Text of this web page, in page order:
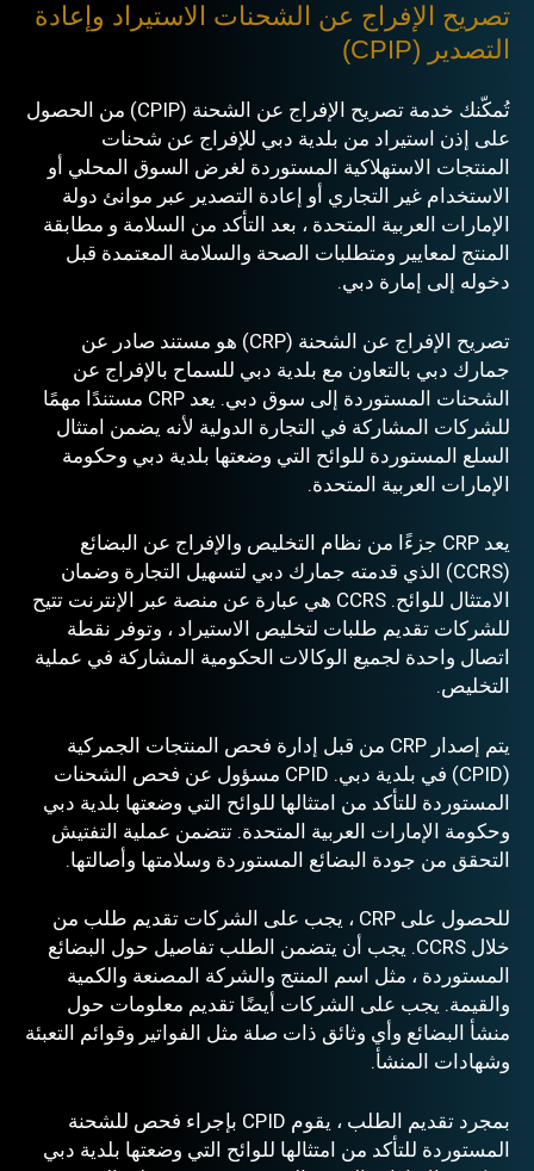
تصريح الإفراج عن الشحنات الاستيراد وإعادة
التصدير (CPIP)
تُمكّنك خدمة تصريح الإفراج عن الشحنة (CPIP) من الحصول
على إذن استيراد من بلدية دبي للإفراج عن شحنات
المنتجات الاستهلاكية المستوردة لغرض السوق المحلي أو
الاستخدام غير التجاري أو إعادة التصدير عبر موانئ دولة
الإمارات العربية المتحدة ، بعد التأكد من السلامة و مطابقة
المنتج لمعايير ومتطلبات الصحة والسلامة المعتمدة قبل
دخوله إلى إمارة دبي.
تصريح الإفراج عن الشحنة (CRP) هو مستند صادر عن
جمارك دبي بالتعاون مع بلدية دبي للسماح بالإفراج عن
الشحنات المستوردة إلى سوق دبي. يعد CRP مستندًا مهمًا
للشركات المشاركة في التجارة الدولية لأنه يضمن امتثال
السلع المستوردة للوائح التي وضعتها بلدية دبي وحكومة
الإمارات العربية المتحدة.
يعد CRP جزءًا من نظام التخليص والإفراج عن البضائع
(CCRS) الذي قدمته جمارك دبي لتسهيل التجارة وضمان
الامتثال للوائح. CCRS هي عبارة عن منصة عبر الإنترنت تتيح
للشركات تقديم طلبات لتخليص الاستيراد ، وتوفر نقطة
اتصال واحدة لجميع الوكالات الحكومية المشاركة في عملية
التخليص.
يتم إصدار CRP من قبل إدارة فحص المنتجات الجمركية
(CPID) في بلدية دبي. CPID مسؤول عن فحص الشحنات
المستوردة للتأكد من امتثالها للوائح التي وضعتها بلدية دبي
وحكومة الإمارات العربية المتحدة. تتضمن عملية التفتيش
التحقق من جودة البضائع المستوردة وسلامتها وأصالتها.
للحصول على CRP ، يجب على الشركات تقديم طلب من
خلال CCRS. يجب أن يتضمن الطلب تفاصيل حول البضائع
المستوردة ، مثل اسم المنتج والشركة المصنعة والكمية
والقيمة. يجب على الشركات أيضًا تقديم معلومات حول
منشأ البضائع وأي وثائق ذات صلة مثل الفواتير وقوائم التعبئة
وشهادات المنشأ.
بمجرد تقديم الطلب ، يقوم CPID بإجراء فحص للشحنة
المستوردة للتأكد من امتثالها للوائح التي وضعتها بلدية دبي